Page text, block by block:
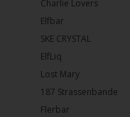
Charlie Lovers
Elfbar
SKE CRYSTAL
ElfLiq
Lost Mary
187 Strassenbande
Flerbar